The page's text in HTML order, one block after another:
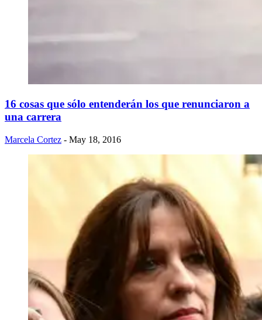
16 cosas que sólo entenderán los que renunciaron a
una carrera
Marcela Cortez - May 18, 2016